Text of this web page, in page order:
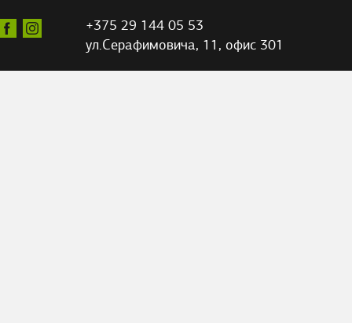
+375 29 144 05 53
ул.Серафимовича, 11, офис 301